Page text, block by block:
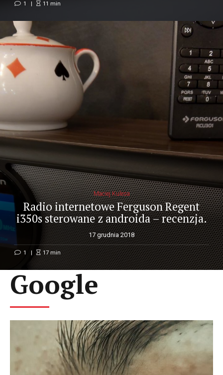
1 11 min
Maciej Kulesa
Radio internetowe Ferguson Regent
i350s sterowane z androida – recenzja.
17 grudnia 2018
1 17 min
Google